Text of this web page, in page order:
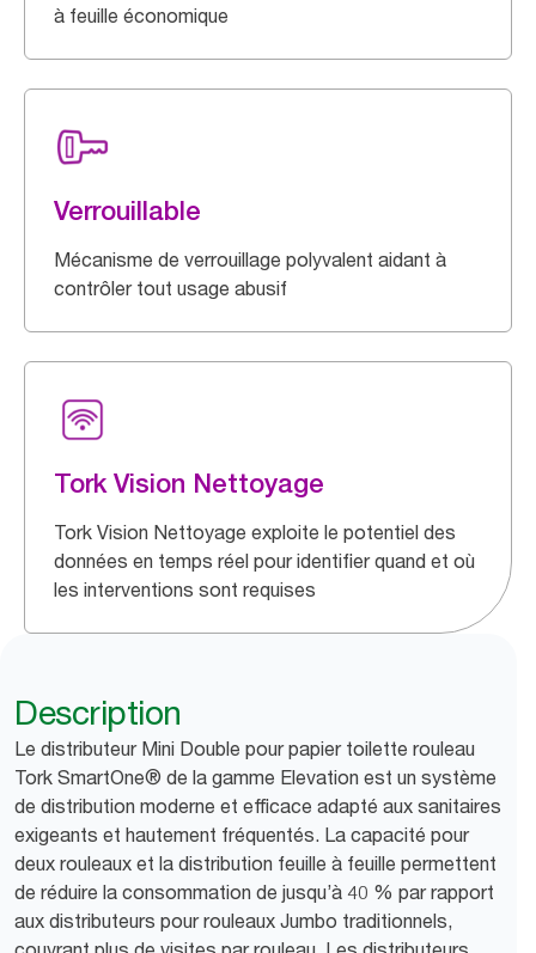
à feuille économique
Verrouillable
Mécanisme de verrouillage polyvalent aidant à
contrôler tout usage abusif
Tork Vision Nettoyage
Tork Vision Nettoyage exploite le potentiel des
données en temps réel pour identifier quand et où
les interventions sont requises
Description
Le distributeur Mini Double pour papier toilette rouleau
Tork SmartOne® de la gamme Elevation est un système
de distribution moderne et efficace adapté aux sanitaires
exigeants et hautement fréquentés. La capacité pour
deux rouleaux et la distribution feuille à feuille permettent
de réduire la consommation de jusqu’à 40 % par rapport
aux distributeurs pour rouleaux Jumbo traditionnels,